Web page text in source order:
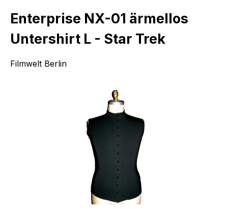
Enterprise NX-01 ärmellos
Untershirt L - Star Trek
Filmwelt Berlin